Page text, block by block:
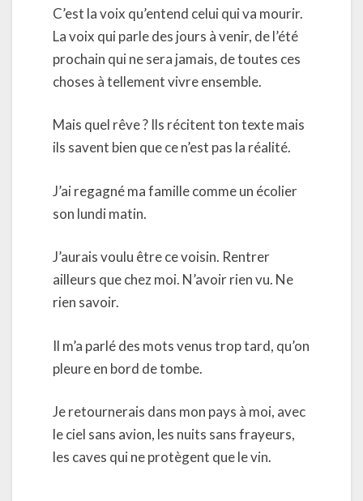
C’est la voix qu’entend celui qui va mourir.
La voix qui parle des jours à venir, de l’été
prochain qui ne sera jamais, de toutes ces
choses à tellement vivre ensemble.
Mais quel rêve ? Ils récitent ton texte mais
ils savent bien que ce n’est pas la réalité.
J’ai regagné ma famille comme un écolier
son lundi matin.
J’aurais voulu être ce voisin. Rentrer
ailleurs que chez moi. N’avoir rien vu. Ne
rien savoir.
Il m’a parlé des mots venus trop tard, qu’on
pleure en bord de tombe.
Je retournerais dans mon pays à moi, avec
le ciel sans avion, les nuits sans frayeurs,
les caves qui ne protègent que le vin.